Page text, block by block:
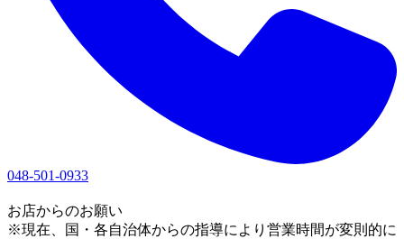
048-501-0933
お店からのお願い
※現在、国・各自治体からの指導により営業時間が変則的に